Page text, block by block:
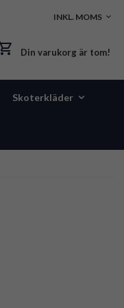
Din varukorg är tom!
Skoterkläder